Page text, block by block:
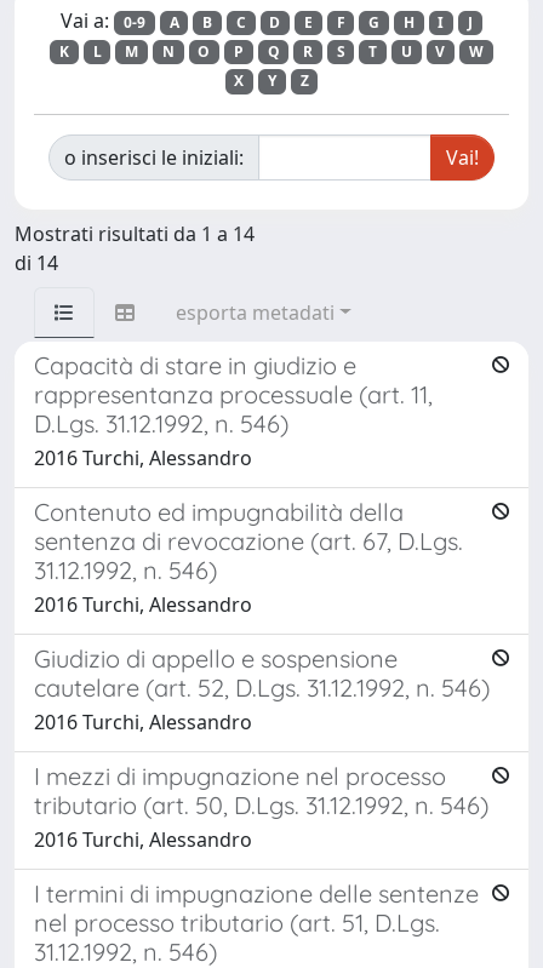
Vai a: 0-9 A B C D E F G H I
J
K
L M N O P Q R S T U V
W
X
Y Z
o inserisci le iniziali:
Mostrati risultati da 1 a 14
di 14
esporta metadati
Capacità di stare in giudizio e
rappresentanza processuale (art. 11,
D.Lgs. 31.12.1992, n. 546)
2016 Turchi, Alessandro
Contenuto ed impugnabilità della
sentenza di revocazione (art. 67, D.Lgs.
31.12.1992, n. 546)
2016 Turchi, Alessandro
Giudizio di appello e sospensione
cautelare (art. 52, D.Lgs. 31.12.1992, n. 546)
2016 Turchi, Alessandro
I mezzi di impugnazione nel processo
tributario (art. 50, D.Lgs. 31.12.1992, n. 546)
2016 Turchi, Alessandro
I termini di impugnazione delle sentenze
nel processo tributario (art. 51, D.Lgs.
31.12.1992, n. 546)